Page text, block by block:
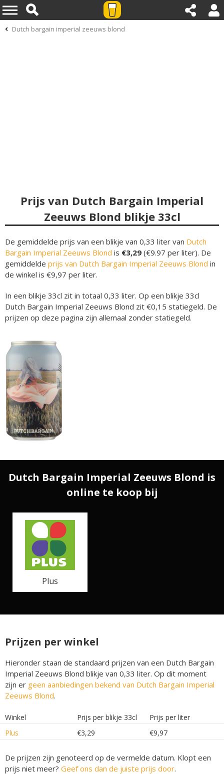
Dutch bargain imperial zeeuws blond
Prijs van Dutch Bargain Imperial
Zeeuws Blond blikje 33cl
De gemiddelde prijs van een blikje van 0,33 liter van Dutch
Bargain Imperial Zeeuws Blond is €3,29 (€9.97 per liter). De
gemiddelde prijs van Dutch Bargain Imperial Zeeuws Blond in
de winkel is €9,97 per liter.
In een blikje 33cl zit in totaal 0,33 liter. Op een blikje 33cl
Dutch Bargain Imperial Zeeuws Blond zit €0,15 statiegeld. De
prijzen op deze pagina zijn allemaal zonder statiegeld.
Dutch Bargain Imperial Zeeuws Blond is
online te koop bij
Plus
Prijzen per winkel
Hieronder staan de standaard prijzen van een Dutch Bargain
Imperial Zeeuws Blond blikje van 0,33 liter. Op dit moment
zijn er geen aanbiedingen bekend van Dutch Bargain Imperial
Zeeuws Blond.
Winkel Prijs per blikje 33cl
Prijs per liter
Plus
€3,29 €9,97
De prijzen zijn genoteerd op de vermelde datum. Klopt een
prijs niet meer? Geef ons dan de juiste prijs door.